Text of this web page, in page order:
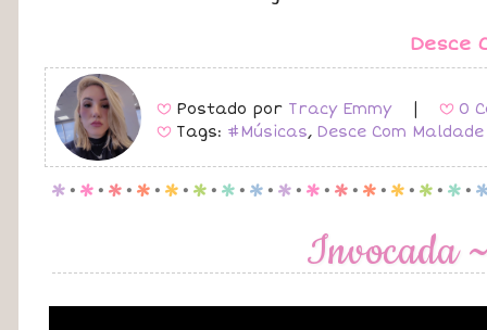
Desce
B Postado por Tracy Emmy B 0
B Tags: #Músicas, Desce Com
p . p . p . p . p . p . p . p . p . p . p . p . p . p . p .
Invocada